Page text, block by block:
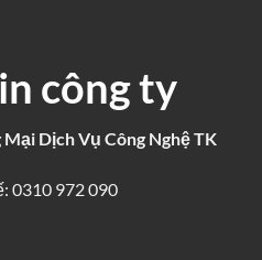
công ty
Dịch Vụ Công Nghệ TK
0310 972 090